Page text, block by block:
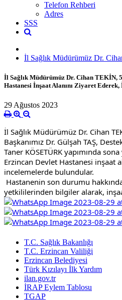
Telefon Rehberi
Adres
SSS
İl Sağlık Müdürümüz Dr.
İl Sağlık Müdürümüz Dr. Cihan TEKİN,
Hastanesi İnşaat Alanını Ziyaret
29 Ağustos 2023
İl Sağlık Müdürümüz Dr. Cihan
Başkanımız Dr. Gülşah TAŞ,
Taner KÖSETÜRK yapımında
Erzincan Devlet Hastanesi inşaat
incelemelerde bulundular.
yetkililerinden bilgiler alarak,
T.C. Sağlık Bakanlığı
T.C. Erzincan Valiliği
Erzincan Belediyesi
Türk Kızılayı İlk Yardım
ilan.gov.tr
İRAP Eylem Tablosu
TGAP